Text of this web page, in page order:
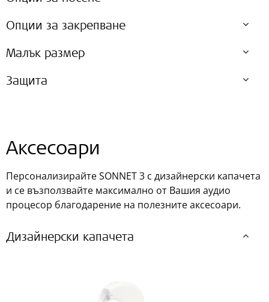
Опции за закрепване
Малък размер
Защита
Аксесоари
Персонализирайте SONNET 3 с дизайнерски капачета
и се възползвайте максимално от Вашия аудио
процесор благодарение на полезните аксесоари.
Дизайнерски капачета